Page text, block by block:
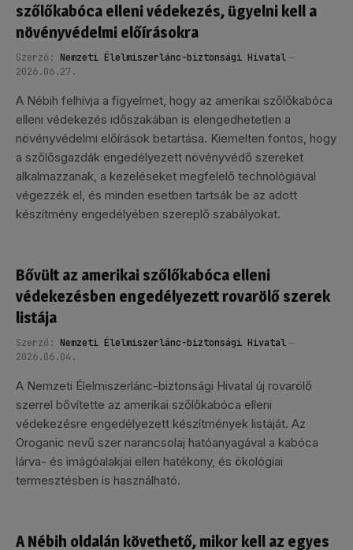
szőlőkabóca elleni védekezés, ügyelni kell a
növényvédelmi előírásokra
Szerző: Nemzeti Élelmiszerlánc-biztonsági Hivatal
2026.06.27.
A Nébih felhívja a figyelmet, hogy az amerikai szőlőkabóca
elleni védekezés időszakában is elengedhetetlen a
növényvédelmi előírások betartása. Kiemelten fontos, hogy
a szőlősgazdák engedélyezett növényvédő szereket
alkalmazzanak, a kezeléseket megfelelő technológiával
végezzék el, és minden esetben tartsák be az adott
készítmény engedélyében szereplő szabályokat.
Bővült az amerikai szőlőkabóca elleni
védekezésben engedélyezett rovarölő szerek
listája
Szerző: Nemzeti Élelmiszerlánc-biztonsági Hivatal
2026.06.04.
A Nemzeti Élelmiszerlánc-biztonsági Hivatal új rovarölő
szerrel bővítette az amerikai szőlőkabóca elleni
védekezésre engedélyezett készítmények listáját. Az
Oroganic nevű szer narancsolaj hatóanyagával a kabóca
lárva- és imágóalakjai ellen hatékony, és ökológiai
termesztésben is használható.
A Nébih oldalán követhető, mikor kell az egyes